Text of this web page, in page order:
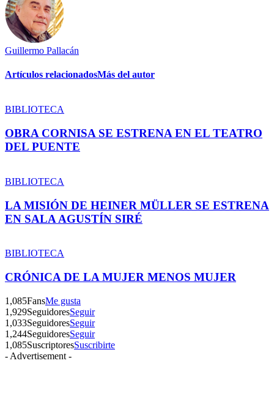
Guillermo Pallacán
Artículos relacionadosMás del autor
BIBLIOTECA
OBRA CORNISA SE ESTRENA EN EL TEATRO
DEL PUENTE
BIBLIOTECA
LA MISIÓN DE HEINER MÜLLER SE ESTRENA
EN SALA AGUSTÍN SIRÉ
BIBLIOTECA
CRÓNICA DE LA MUJER MENOS MUJER
1,085FansMe gusta
1,929SeguidoresSeguir
1,033SeguidoresSeguir
1,244SeguidoresSeguir
1,085SuscriptoresSuscribirte
- Advertisement -